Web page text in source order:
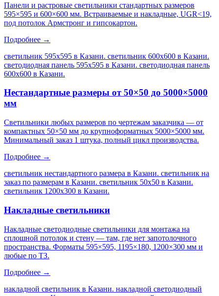
Панели и растровые светильники стандартных размеров
595×595 и 600×600 мм. Встраиваемые и накладные, UGR<19,
под потолок Армстронг и гипсокартон.
Подробнее →
светильник 595х595 в Казани. светильник 600х600 в Казани.
светодиодная панель 595х595 в Казани. светодиодная панель
600х600 в Казани.
Нестандартные размеры от 50×50 до 5000×5000
мм
Светильники любых размеров по чертежам заказчика — от
компактных 50×50 мм до крупноформатных 5000×5000 мм.
Минимальный заказ 1 штука, полный цикл производства.
Подробнее →
светильник нестандартного размера в Казани. светильник на
заказ по размерам в Казани. светильник 50х50 в Казани.
светильник 1200х300 в Казани.
Накладные светильники
Накладные светодиодные светильники для монтажа на
сплошной потолок и стену — там, где нет запотолочного
пространства. Форматы 595×595, 1195×180, 1200×300 мм и
любые по ТЗ.
Подробнее →
накладной светильник в Казани. накладной светодиодный